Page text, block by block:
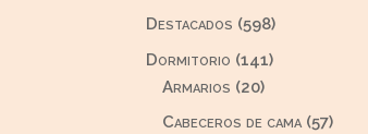
Destacados 598598
productos
Dormitorio 141141
Armarios 2020
productos
Cabeceros de cama 5757